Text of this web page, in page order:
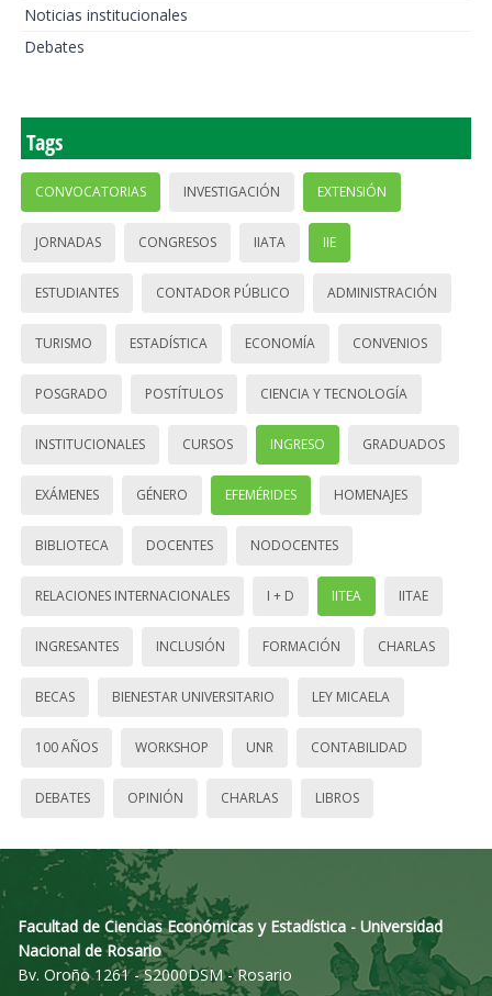
Noticias institucionales
Debates
Tags
CONVOCATORIAS INVESTIGACIÓN EXTENSIÓN
JORNADAS CONGRESOS IIATA IIE
ESTUDIANTES CONTADOR PÚBLICO ADMINISTRACIÓN
TURISMO ESTADÍSTICA ECONOMÍA CONVENIOS
POSGRADO POSTÍTULOS CIENCIA Y TECNOLOGÍA
INSTITUCIONALES CURSOS INGRESO GRADUADOS
EXÁMENES GÉNERO EFEMÉRIDES HOMENAJES
BIBLIOTECA DOCENTES NODOCENTES
RELACIONES INTERNACIONALES I + D IITEA IITAE
INGRESANTES INCLUSIÓN FORMACIÓN CHARLAS
BECAS BIENESTAR UNIVERSITARIO LEY MICAELA
100 AÑOS WORKSHOP UNR CONTABILIDAD
DEBATES OPINIÓN CHARLAS LIBROS
Facultad de Ciencias Económicas y Estadística - Universidad
Nacional de Rosario
Bv. Oroño 1261 - S2000DSM - Rosario